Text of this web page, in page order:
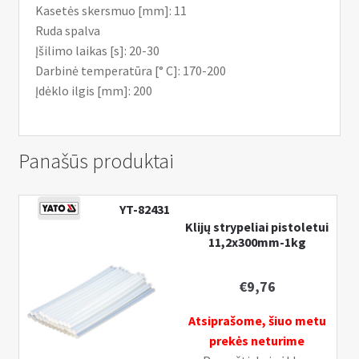
Kasetės skersmuo [mm]: 11
Ruda spalva
Įšilimo laikas [s]: 20-30
Darbinė temperatūra [° C]: 170-200
Įdėklo ilgis [mm]: 200
Panašūs produktai
YT-82431
Klijų strypeliai pistoletui
11,2x300mm-1kg
€9,76
Atsiprašome, šiuo metu
prekės neturime